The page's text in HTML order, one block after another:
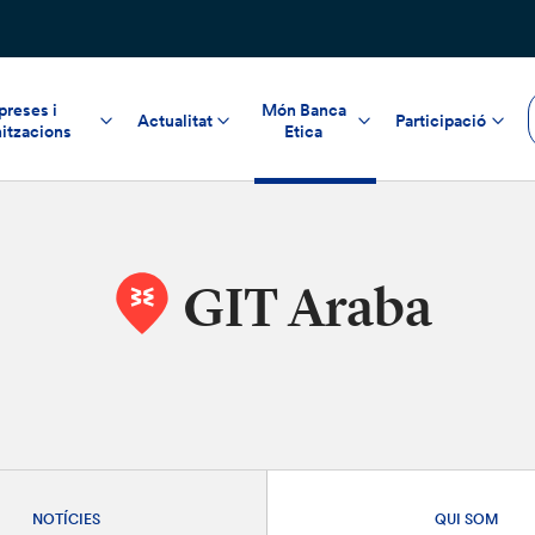
i
Actualitat
Món Banca
Etica
Participació
GIT Araba
NOTÍCIES QUI SOM